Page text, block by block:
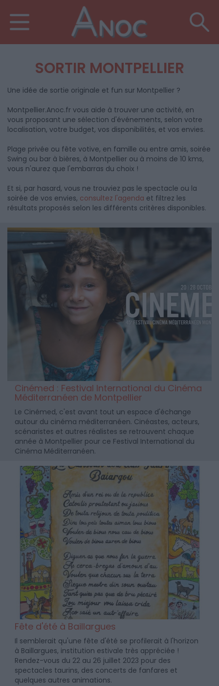
SORTIR MONTPELLIER
Une idée de sortie originale et fun sur Montpellier ?
Montpellier.Anoc.fr vous aide à trouver une activité, en
vous proposant une sélection d'événements, selon votre
localisation, votre budget, vos disponibilités, et vos envies.
Plage privée ou fête votive, en famille ou entre amis, soirée
Swing ou bar à bières, à Montpellier ou à moins de 10 kms,
vous n'aurez que l'embarras du choix !
Et si, par hasard, vous ne trouviez pas le spectacle ou la
soirée de vos envies, consultez l'agenda et filtrez les
résultats proposés selon les différents critères disponibles.
Cinémed : Festival International du Cinéma
Méditerranéen de Montpellier
Le Cinémed, c'est avant tout un espace d'échange
autour du cinéma méditerranéen. Cinéastes, acteurs,
scénaristes et autres réalistes se retrouvent chaque
année à Montpellier pour ce Festival International du
Cinéma Méditerranéen.
Fête d'été à Baillargues
Il semblerait qu'une fête d'été se profilerait à l'horizon
à Baillargues, institution estivale très appréciée !
Rendez-vous du 22 au 26 juillet 2023 pour des
spectacles taurins, des concerts de fanfares et
quelques autres animations.